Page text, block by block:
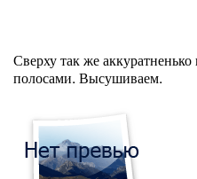
Сверху так же
полосами. Высушиваем.